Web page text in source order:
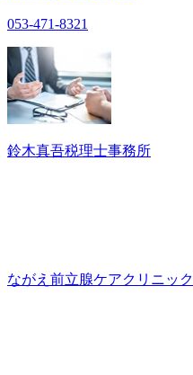
053-471-8321
鈴木真吾税理士事務所
ながえ前立腺ケアクリニック